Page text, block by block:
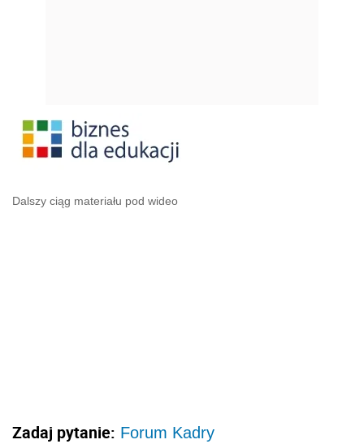
Dalszy ciąg materiału pod wideo
Zadaj pytanie: Forum Kadry